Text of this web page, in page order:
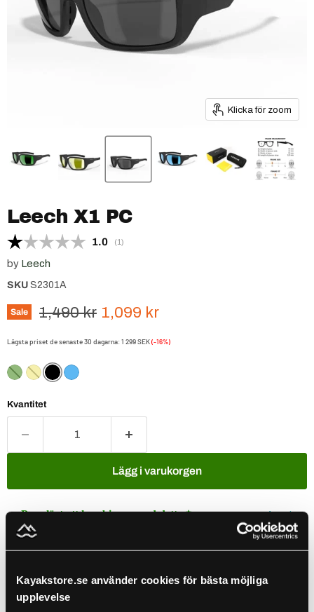
Kayakstore.se använder cookies för bästa möjliga
upplevelse
Klicka för zoom
Leech X1 PC
Snittbetyg:
1.0 (röster:
1)
by Leech
SKU S2301A
Sale Ursprungspris
1,490 kr Nuvarande pris
1,099 kr
Lägsta priset de senaste 30 dagarna:1 299 SEK(-16%)
Kvantitet
Lägg i varukorgen
Populärt att kombinera med detta ✨
Use the Previous and Next buttons to navigate through product
Leech X Current
Earth